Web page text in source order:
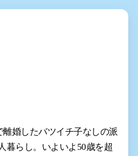
離婚したバツイチ子なしの派
暮らし。いよいよ50歳を超